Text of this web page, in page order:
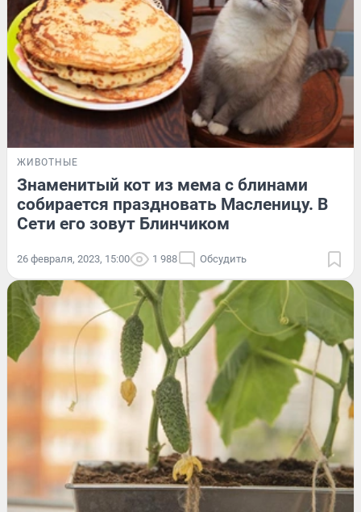
ЖИВОТНЫЕ
Знаменитый кот из мема с блинами
собирается праздновать Масленицу. В
Сети его зовут Блинчиком
26 февраля, 2023, 15:00 1 988 Обсудить